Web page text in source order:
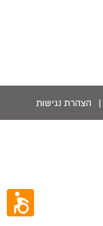
| הצהרת נגישות